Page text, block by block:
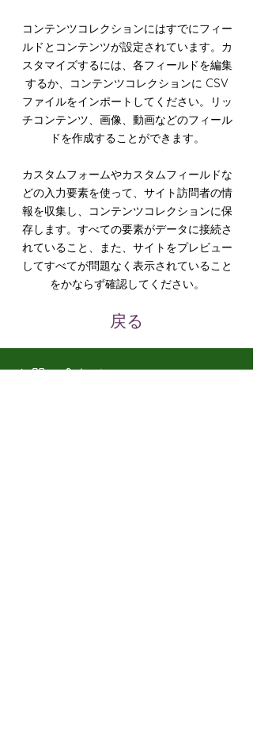
コンテンツコレクションにはすでにフィー
ルドとコンテンツが設定されています。カ
スタマイズするには、各フィールドを編集
するか、コンテンツコレクションに CSV
ファイルをインポートしてください。リッ
チコンテンツ、画像、動画などのフィール
ドを作成することができます。
カスタムフォームやカスタムフィールドな
どの入力要素を使って、サイト訪問者の情
報を収集し、コンテンツコレクションに保
存します。すべての要素がデータに接続さ
れていること、また、サイトをプレビュー
してすべてが問題なく表示されていること
をかならず確認してください。
戻る
お問い合わせ